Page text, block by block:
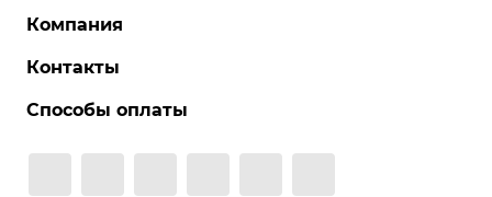
Компания
Контакты
Способы оплаты